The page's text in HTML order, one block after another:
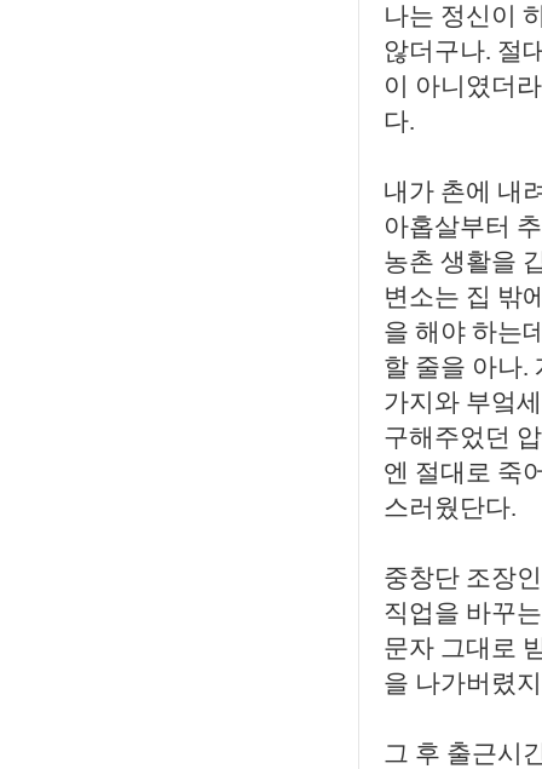
나는 정신이
않더구나. 절
이 아니였더
다.
내가 촌에 내
아홉살부터
농촌 생활을
변소는 집 밖
을 해야 하는
할 줄을 아나.
가지와 부엌
구해주었던
엔 절대로 죽
스러웠단다.
중창단 조장
직업을 바꾸
문자 그대로
을 나가버렸
그 후 출근시